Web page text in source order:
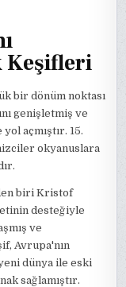
Keşifleri
bir dönüm noktası
genişletmiş ve
açmıştır. 15.
okyanuslara
biri Kristof
desteğiyle
ve
Avrupa'nın
dünya ile eski
sağlamıştır.